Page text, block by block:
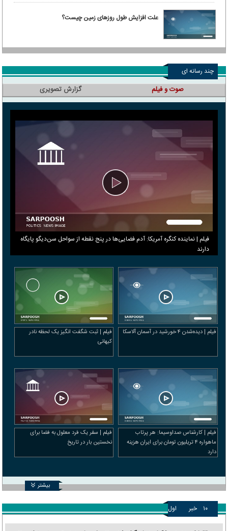
علت افزایش طول روزهای زمین چیست؟
چند رسانه ای
صوت و فیلم
فیلم | نماینده کنگره آمریکا: آدم فضایی‌ها در پنج نقطه از سواحل سن‌دیگو پایگاه
دارند
فیلم | دیده‌شدن ۴ خورشید در آسمان آلاسکا
فیلم | ثبت شگفت انگیز یک لحظه نادر
کیهانی
فیلم | کارشناس صداوسیما: هر پرتاب
ماهواره ۴ تریلیون تومان برای ایران هزینه
دارد
فیلم | سفر یک فرد معلول به فضا برای
نخستین بار در تاریخ
بیشتر
گزارش تصویری
۱۰ خبر اول